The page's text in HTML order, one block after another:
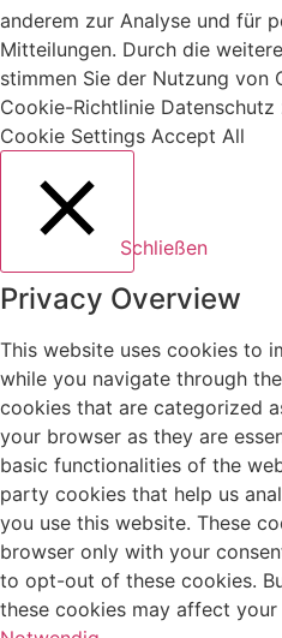
anderem zur Analyse und für
Mitteilungen. Durch die
stimmen Sie der Nutzung von
Cookie-Richtlinie Datenschutz
Cookie Settings Accept All
Schließen
Privacy Overview
This website uses cookies to
while you navigate through
cookies that are categorized
your browser as they are
basic functionalities of the
party cookies that help us
you use this website. These
browser only with your
to opt-out of these cookies.
these cookies may affect